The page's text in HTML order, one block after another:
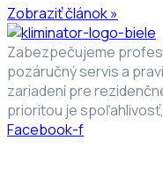
Zobraziť článok »
Zabezpečujeme
pozáručný servis a
zariadení pre
prioritou je
Facebook-f